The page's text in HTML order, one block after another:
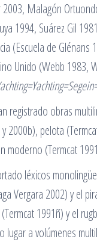
2003, Malagón
1994, Suárez Gil
(Escuela de Glénans
Unido (Webb 1983,
registrado obras
2000b), pelota
moderno (Termcat
léxicos
Vergara 2002) y el
1991ñ) y el
lugar a volúmenes